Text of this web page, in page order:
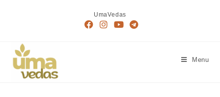
UmaVedas
Menu